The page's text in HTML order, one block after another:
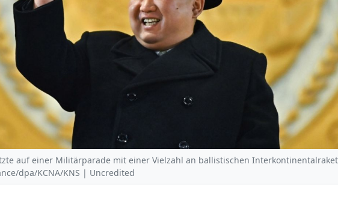
auf einer Militärparade mit einer Vielzahl an ballistischen
dpa/KCNA/KNS | Uncredited